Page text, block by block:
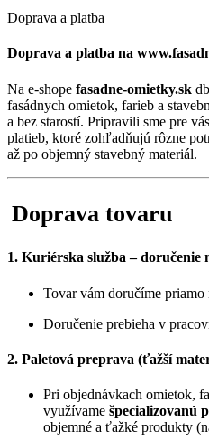
Doprava a platba
Doprava a platba na
Na e-shope fasadne-omietky.sk
fasádnych omietok, farieb a
a bez starostí. Pripravili sme pre
platieb, ktoré zohľadňujú rôzne
až po objemný stavebný materiál.
Doprava tovaru
1. Kuriérska služba – doručenie
Tovar vám doručíme
Doručenie prebieha v
2. Paletová preprava (ťažší
Pri objednávkach omietok,
využívame špecializovanú
objemné a ťažké produkty